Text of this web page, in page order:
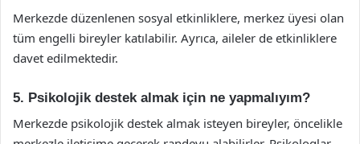
Merkezde düzenlenen sosyal etkinliklere, merkez üyesi olan
tüm engelli bireyler katılabilir. Ayrıca, aileler de etkinliklere
davet edilmektedir.
5. Psikolojik destek almak için ne yapmalıyım?
Merkezde psikolojik destek almak isteyen bireyler, öncelikle